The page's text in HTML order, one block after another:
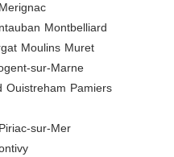
Merignac
Montbelliard
Moulins Muret
sur-Marne
Ouistreham Pamiers
Piriac-sur-Mer